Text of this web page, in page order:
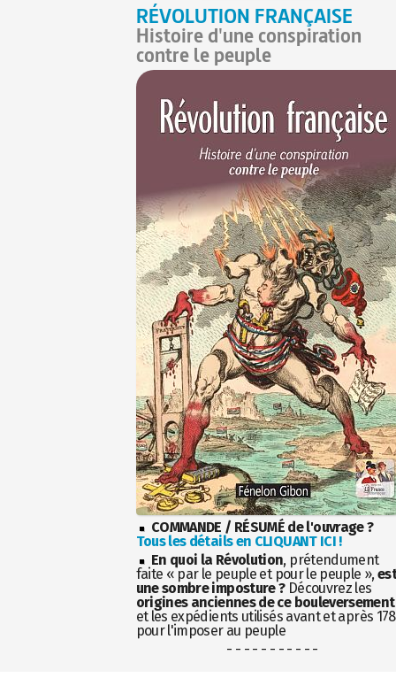
RÉVOLUTION FRANÇAISE
Histoire d'une conspiration
contre le peuple
COMMANDE / RÉSUMÉ de l'ouvrage ?
Tous les détails en CLIQUANT ICI !
En quoi la Révolution, prétendument
faite « par le peuple et pour le peuple »,
une sombre imposture ?Découvrez les
origines anciennes de ce bouleversement
et les expédients utilisés avant et après
pour l'imposer au peuple
- - - - - - - - - - -